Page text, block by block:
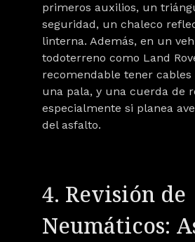
primeros auxilios, un
seguridad, un chaleco
linterna. Además, en un
todoterreno como Land
recomendable tener
una pala, y una cuerda de
especialmente si planea
del asfalto.
4. Revisión de
Neumáticos: